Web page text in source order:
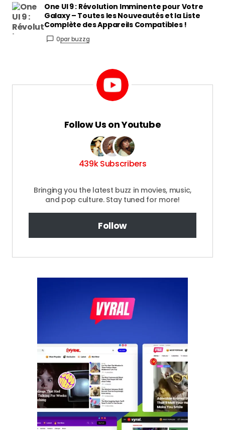
One UI 9 : Révolution Imminente pour Votre
Galaxy – Toutes les Nouveautés et la Liste
Complète des Appareils Compatibles !
0par buzzg
Follow Us on Youtube
439k Subscribers
Bringing you the latest buzz in movies, music,
and pop culture. Stay tuned for more!
Follow